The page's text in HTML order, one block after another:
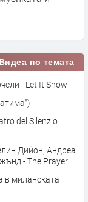
Видеа по темата
- Let It Snow
del Silenzio
Дийон, Андреа
- The Prayer
в миланската